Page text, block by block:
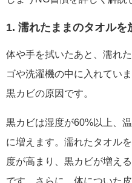
1. 濡れたままのタオルを
体や手を拭いたあと、濡れ
ゴや洗濯機の中に入れてい
黒カビの原因です。
黒カビは湿度が60%以上、
に増えます。濡れたタオル
度が高まり、黒カビが増え